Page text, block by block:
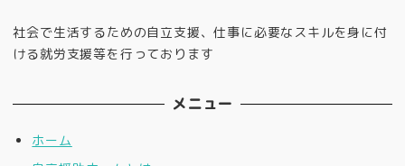
社会で生活するための自立支援、仕事に必要なスキルを身に付
ける就労支援等を行っております
メニュー
ホーム